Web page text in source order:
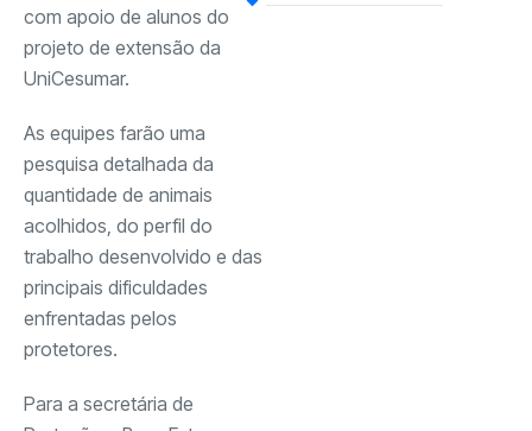
com apoio de alunos do
projeto de extensão da
UniCesumar.
As equipes farão uma
pesquisa detalhada da
quantidade de animais
acolhidos, do perfil do
trabalho desenvolvido e das
principais dificuldades
enfrentadas pelos
protetores.
Para a secretária de